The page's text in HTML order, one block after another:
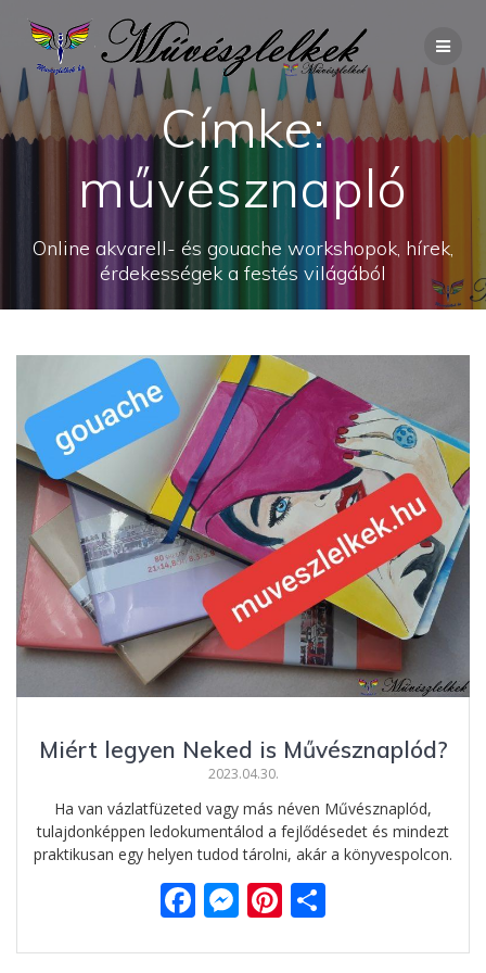
content
Címke:
művésznapló
Online akvarell- és gouache workshopok, hírek,
érdekességek a festés világából
Miért legyen Neked is Művésznaplód?
2023.04.30.
Ha van vázlatfüzeted vagy más néven Művésznaplód,
tulajdonképpen ledokumentálod a fejlődésedet és mindezt
praktikusan egy helyen tudod tárolni, akár a könyvespolcon.
F M Pi